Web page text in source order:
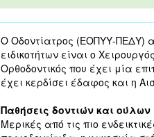
Ο Οδοντίατρος (ΕΟΠΥΥ-ΠΕΔΥ)
ειδικοτήτων είναι ο
Ορθοδοντικός που έχει μία
έχει κερδίσει έδαφος και η
Παθήσεις δοντιών και ούλων
Μερικές από τις πιο